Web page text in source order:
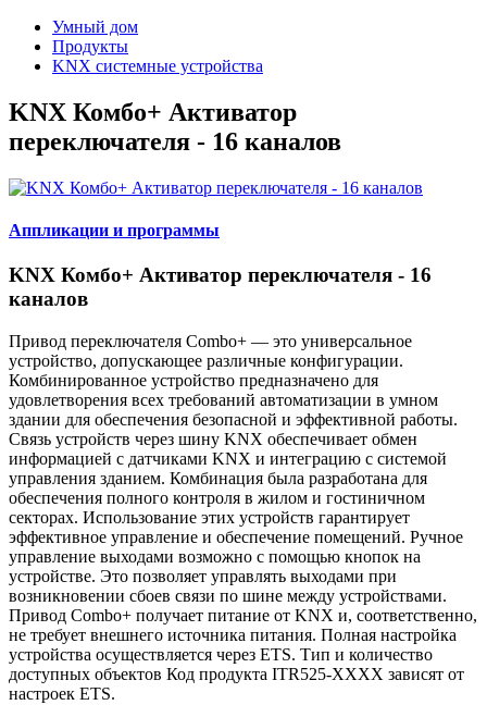
Умный дом
Продукты
KNX системные устройства
KNX Комбо+ Активатор
переключателя - 16 каналов
Аппликации и программы
KNX Комбо+ Активатор переключателя - 16
каналов
Привод переключателя Combo+ — это универсальное
устройство, допускающее различные конфигурации.
Комбинированное устройство предназначено для
удовлетворения всех требований автоматизации в умном
здании для обеспечения безопасной и эффективной работы.
Связь устройств через шину KNX обеспечивает обмен
информацией с датчиками KNX и интеграцию с системой
управления зданием. Комбинация была разработана для
обеспечения полного контроля в жилом и гостиничном
секторах. Использование этих устройств гарантирует
эффективное управление и обеспечение помещений. Ручное
управление выходами возможно с помощью кнопок на
устройстве. Это позволяет управлять выходами при
возникновении сбоев связи по шине между устройствами.
Привод Combo+ получает питание от KNX и, соответственно,
не требует внешнего источника питания. Полная настройка
устройства осуществляется через ETS. Тип и количество
доступных объектов Код продукта ITR525-XXXX зависят от
настроек ETS.